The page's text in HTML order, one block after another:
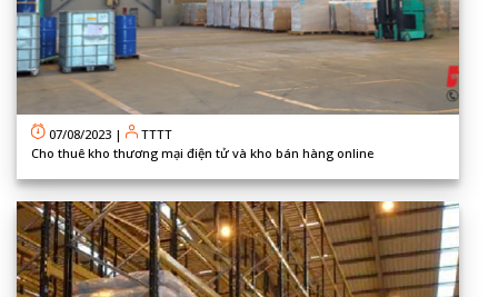
07/08/2023 |
TTTT
Cho thuê kho thương mại điện tử và kho bán hàng online